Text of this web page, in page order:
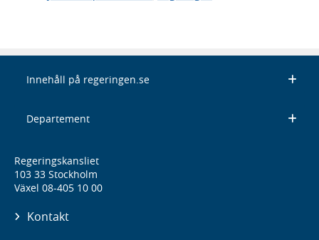
Innehåll på regeringen.se
Departement
Regeringskansliet
103 33 Stockholm
Växel 08-405 10 00
Kontakt